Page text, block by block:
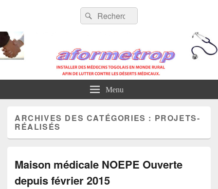
AFORMETROPRecherche :
Rechercher
Menu
ARCHIVES DES CATÉGORIES : PROJETS-
RÉALISÉS
Maison médicale NOEPE Ouverte
depuis février 2015